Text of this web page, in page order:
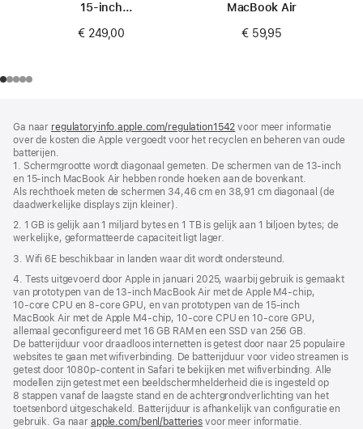
15‑inch
€ 249,00
MacBook Air
€ 59,95
Ga naar regulatoryinfo.apple.com/regulation1542 (wordt
in
venster
geopend)
voor meer informatie
over de kosten die Apple vergoedt voor het recyclen en beheren van oude
batterijen.
1. Schermgrootte wordt diagonaal gemeten. De schermen van de 13‑inch
en 15‑inch MacBook Air hebben ronde hoeken aan de bovenkant.
Als rechthoek meten de schermen 34,46 cm en 38,91 cm diagonaal (de
daadwerkelijke displays zijn kleiner).
2. 1 GB is gelijk aan 1 miljard bytes en 1 TB is gelijk aan 1 biljoen bytes; de
werkelijke, geformatteerde capaciteit ligt lager.
3. Wifi 6E beschikbaar in landen waar dit wordt ondersteund.
4. Tests uitgevoerd door Apple in januari 2025, waarbij gebruik is gemaakt
van prototypen van de 13‑inch MacBook Air met de Apple M4‑chip,
10‑core CPU en 8‑core GPU, en van prototypen van de 15‑inch
MacBook Air met de Apple M4‑chip, 10‑core CPU en 10‑core GPU,
allemaal geconfigureerd met 16 GB RAM en een SSD van 256 GB.
De batterijduur voor draadloos internetten is getest door naar 25 populaire
websites te gaan met wifiverbinding. De batterijduur voor video streamen is
getest door 1080p-content in Safari te bekijken met wifiverbinding. Alle
modellen zijn getest met een beeldscherm­helderheid die is ingesteld op
8 stappen vanaf de laagste stand en de achtergrond­verlichting van het
toetsenbord uitgeschakeld. Batterijduur is afhankelijk van configuratie en
gebruik. Ga naar apple.com/benl/batteries voor meer informatie.